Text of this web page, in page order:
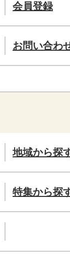
会員登録
お問い合わ
地域から探
特集から探